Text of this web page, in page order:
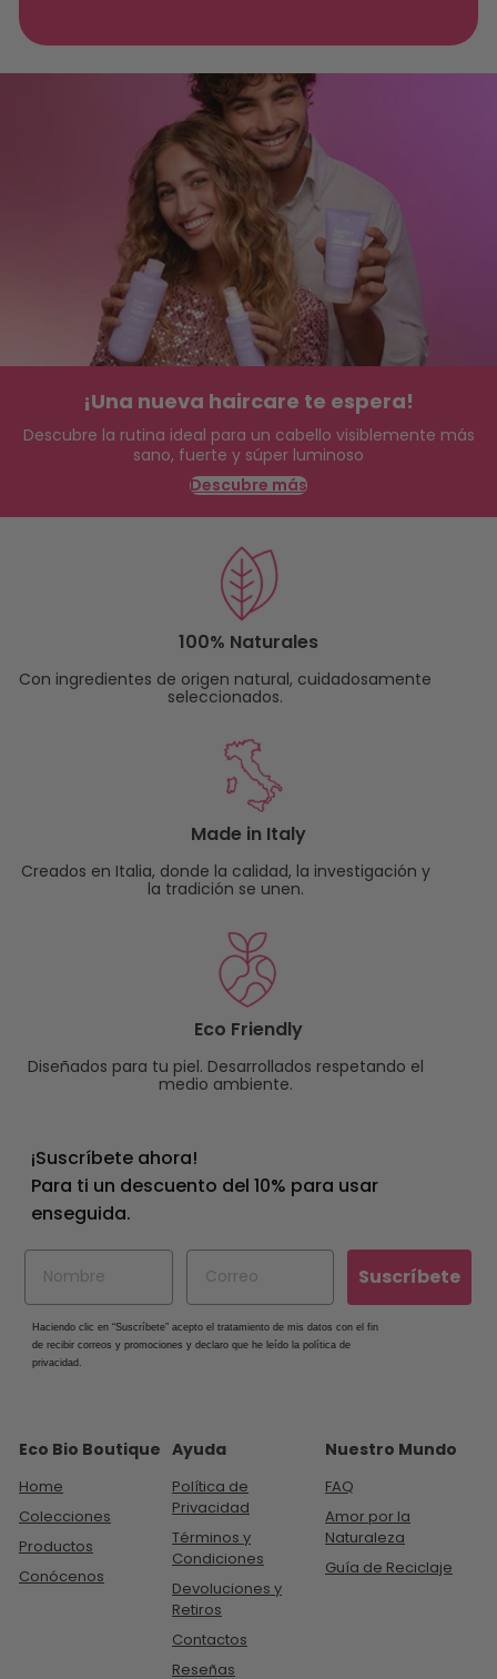
¡Una nueva haircare te espera!
Descubre la rutina ideal para un cabello visiblemente más
sano, fuerte y súper luminoso
Descubre más
100% Naturales
Con ingredientes de origen natural, cuidadosamente
seleccionados.
Made in Italy
Creados en Italia, donde la calidad, la investigación y
la tradición se unen.
Eco Friendly
Diseñados para tu piel. Desarrollados respetando el
medio ambiente.
¡Suscríbete ahora!
Para ti un descuento del 10% para usar
enseguida.
Suscríbete
Haciendo clic en “Suscríbete” acepto el tratamiento de mis datos con el fin
de recibir correos y promociones y declaro que he leído la política de
privacidad.
Eco Bio Boutique
Home
Colecciones
Productos
Conócenos
Ayuda
Política de
Privacidad
Términos y
Condiciones
Devoluciones y
Retiros
Contactos
Reseñas
Nuestro Mundo
FAQ
Amor por la
Naturaleza
Guía de Reciclaje